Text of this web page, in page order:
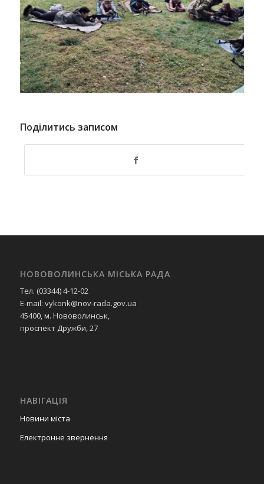
Поділитись записом
НОВОВОЛИНСЬКА МІСЬКА РАДА
Тел. (03344) 4-12-02
E-mail: vykonk@nov-rada.gov.ua
45400, м. Нововолинськ,
проспект Дружби, 27
НАВІГАЦІЯ
Новини міста
Електронне звернення